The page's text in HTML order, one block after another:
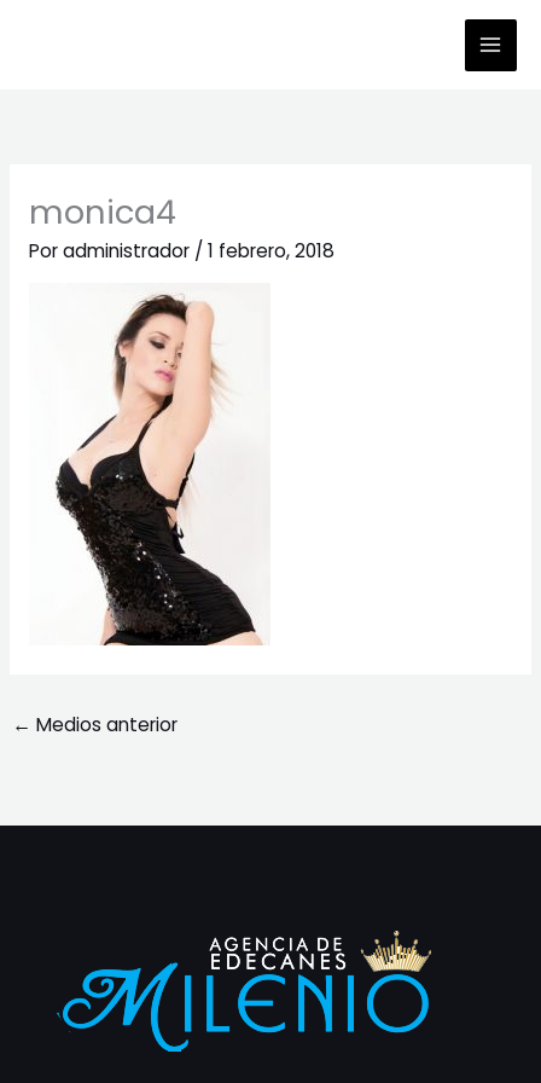
monica4
Poradministrador / 1 febrero, 2018
← Medios anterior